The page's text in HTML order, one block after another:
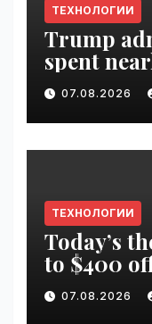
ТЕХНОЛОГИИ
Trump
spent
offshore
07.08.2026
ТЕХНОЛОГИИ
Today’s
to $400
Disrupt
07.08.2026